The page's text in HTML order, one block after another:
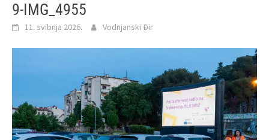
9-IMG_4955
11. svibnja 2026. Vodnjanski Đir